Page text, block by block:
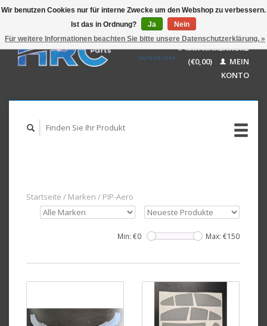
GBP
USD
AUD
Deutsch
English
IHR WARENKORB
(€0,00)
MEIN
KONTO
Startseite / Marken / PIP-Aero
Min: €0 Max: €150
Wir benutzen Cookies nur für interne Zwecke um den Webshop zu verbessern.
Ist das in Ordnung?
Ja
Nein
Für weitere Informationen beachten Sie bitte unsere Datenschutzerklärung. »